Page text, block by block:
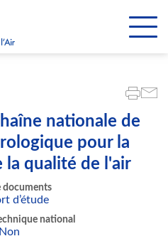
nationale de
pour la
la qualité de l'air
documents
d’étude
national
Non